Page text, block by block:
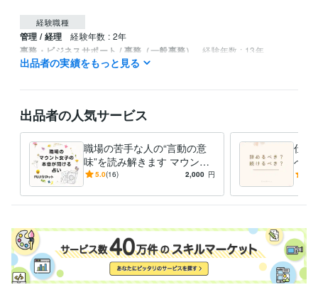
経験職種
管理 / 経理 経験年数 : 2年
事務・ビジネスサポート / 事務（一般事務） 経験年数 : 13年
ライフスタイル・その他 / 占い師
ライフスタイル・その他 / その他
経験年数 : 4年
受賞歴
ココナラ　ブロンズランク
資格・検定
上級心理カウンセラー 取得年 : 2022年
メンタル心理カウンセラー
占い インスピレーションタロット
悩み相談・カウンセリング 心理カウンセラー
出品者の実績をもっと見る
出品者の人気サービス
職場の苦手な人の“言動の意
味”を読み解きます マウント
傾向・具体的な対応/対策ま
5.0(16) 2,000 円
仕事
べき
間関